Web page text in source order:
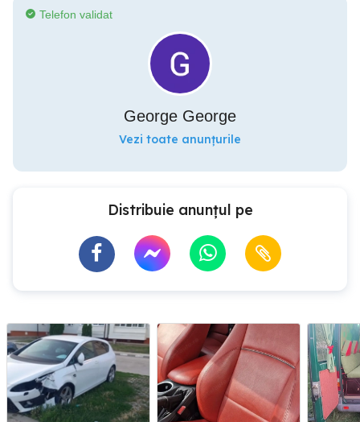
Telefon validat
George George
Vezi toate anunțurile
Distribuie anunțul pe